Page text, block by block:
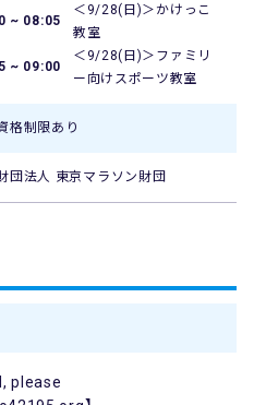
~ 08:05
＜9/28(日)＞かけっこ
教室
~ 09:00
＜9/28(日)＞ファミリ
ー向けスポーツ教室
格制限あり
団法人 東京マラソン財団
please